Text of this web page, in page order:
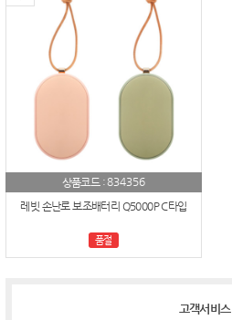
상품코드 :834356
레빗 손난로 보조배터리 Q5000P C타입
품절
고객서비스